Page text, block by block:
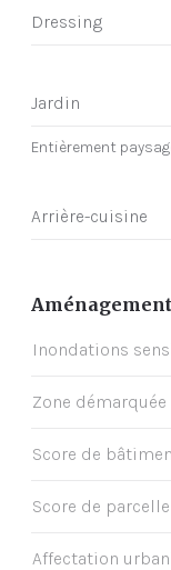
Dressing
Jardin
Entièrement
Arrière-cuisine
Inondations
Zone démarquée
Score de
Score de parcelle
Affectation